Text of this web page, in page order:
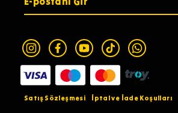
Satış Sözleşmesi İptal ve İade Koşulları